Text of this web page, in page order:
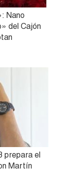
Nano
del Cajón
prepara el
Martín